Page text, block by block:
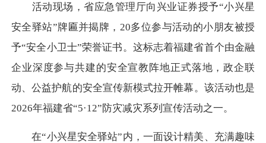
活动现场，省应急管理厅向兴业证券授予“小兴星
安全驿站”牌匾并揭牌 ， 20多位参与活动的小朋友被授
予“安全小卫士”荣誉证书。这标志着福建省首个由金融
企业深度参与共建的安全宣教阵地正式落地，政企联
动、公益护航的安全宣传新模式拉开帷幕。该活动也是
2026年福建省“5·12”防灾减灾系列宣传活动之一。
在“小兴星安全驿站”内，一面设计精美、充满趣味